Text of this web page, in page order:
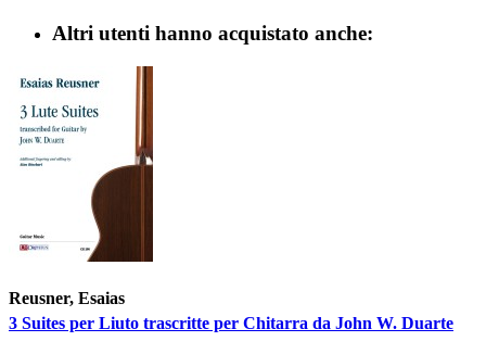
Altri utenti hanno acquistato anche:
Reusner, Esaias
3 Suites per Liuto trascritte per Chitarra da John W. Duarte